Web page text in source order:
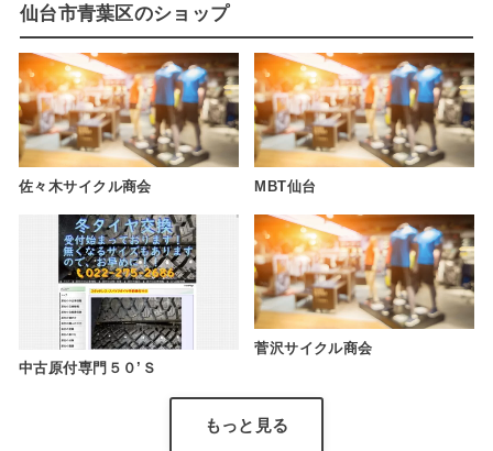
仙台市青葉区のショップ
佐々木サイクル商会 MBT仙台
中古原付専門５０’Ｓ
菅沢サイクル商会
もっと見る